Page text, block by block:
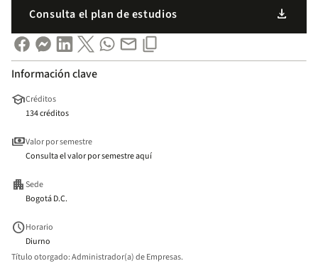
Consulta el plan de estudios download
Información clave
schoolCréditos
134 créditos
paymentsValor por semestre
Consulta el valor por semestre aquí
apartmentSede
Bogotá D.C.
scheduleHorario
Diurno
Título otorgado:Administrador(a) de Empresas.